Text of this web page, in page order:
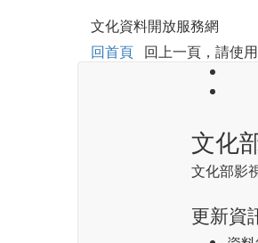
文化資料開放服務網
回首頁 回上一頁，請使
文化
文化部影
更新資